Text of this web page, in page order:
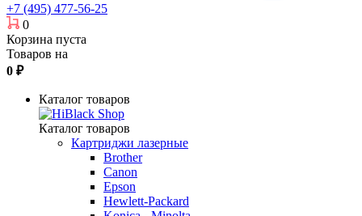
+7 (495) 477-56-25
0
Корзина пуста
Товаров на
0 ₽
Каталог товаров
Каталог товаров
Картриджи лазерные
Brother
Canon
Epson
Hewlett-Packard